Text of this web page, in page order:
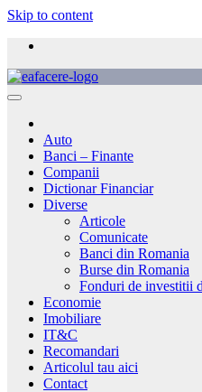
Skip to content
Auto
Banci – Finante
Companii
Dictionar Financiar
Diverse
Articole
Comunicate
Banci din Romania
Burse din Romania
Fonduri de investitii
Economie
Imobiliare
IT&C
Recomandari
Articolul tau aici
Contact